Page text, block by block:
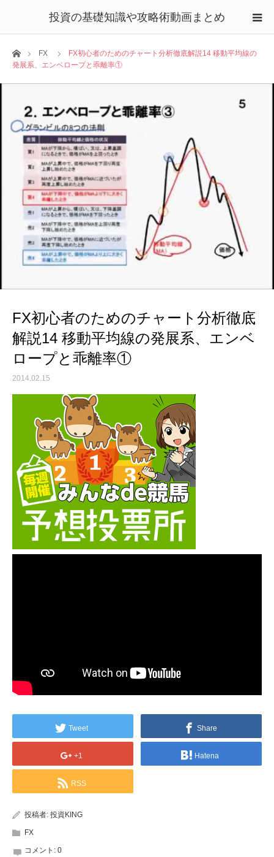
投資の基礎知識や攻略術動画まとめ
ホームFX
FX初心者のためのチャート分析徹底解説14 移動平均線の
発展系、エンベロープと乖離率①
FX初心者のためのチャート分析徹底
解説14 移動平均線の発展系、エンベ
ロープと乖離率①
2014.02.15
Tweet Share
+1 Hatena
RSS
投稿者: 投資KING
FX
コメント: 0